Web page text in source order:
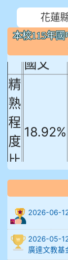
花蓮
本校115年
本校115
學生共計
國文
精
熟
程
度
比
18.92%
906陳兆宏
912余 嘉
914謝佩臻
2026-06-
2026-05-
廣達文教基